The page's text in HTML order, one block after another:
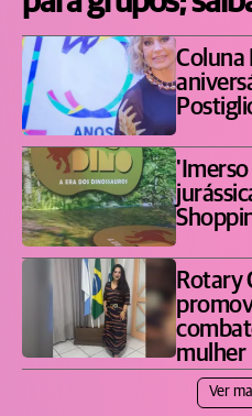
Coluna
Rotary
mulher
Ver